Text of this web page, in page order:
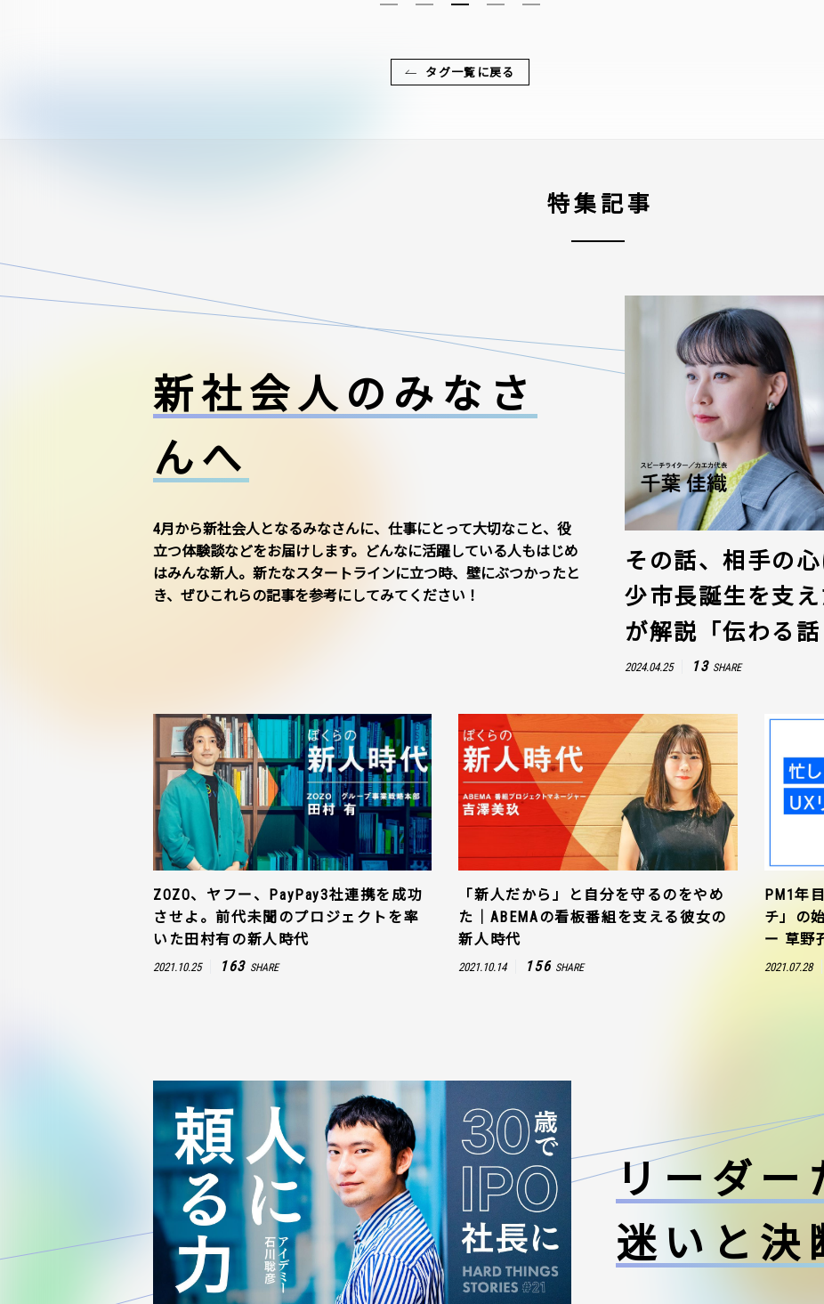
タグ一覧に戻る
特集記事
新社会人のみなさ
んへ
4月から新社会人となるみなさんに、仕事にとって大切なこと、役
立つ体験談などをお届けします。どんなに活躍している人もはじめ
はみんな新人。新たなスタートラインに立つ時、壁にぶつかったと
き、ぜひこれらの記事を参考にしてみてください！
その話、相手の
少市長誕生を支
が解説「伝わる
2024.04.25 13 SHARE
ZOZO、ヤフー、PayPay3社連携を成功
させよ。前代未聞のプロジェクトを率
いた田村有の新人時代
2021.10.25 163 SHARE
「新人だから」と自分を守るのをやめ
た｜ABEMAの看板番組を支える彼女の
新人時代
2021.10.14 156 SHARE
PM1年
チ」の
ー 草野
2021.07.28
リーダー
迷いと決